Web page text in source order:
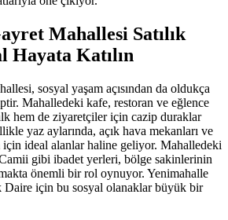
Mahallesi Satılık
Hayata Katılın
sosyal yaşam açısından da oldukça
Mahalledeki kafe, restoran ve eğlence
hem de ziyaretçiler için cazip duraklar
yaz aylarında, açık hava mekanları ve
ideal alanlar haline geliyor. Mahalledeki
gibi ibadet yerleri, bölge sakinlerinin
önemli bir rol oynuyor. Yenimahalle
Daire için bu sosyal olanaklar büyük bir